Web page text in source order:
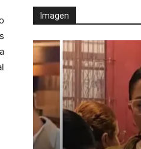
Imagen